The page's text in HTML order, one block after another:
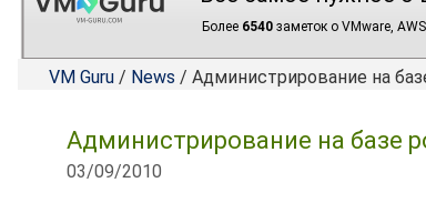
Более 6540 заметок о VMware,
VM Guru / News / Администрирование на
Администрирование на базе
03/09/2010